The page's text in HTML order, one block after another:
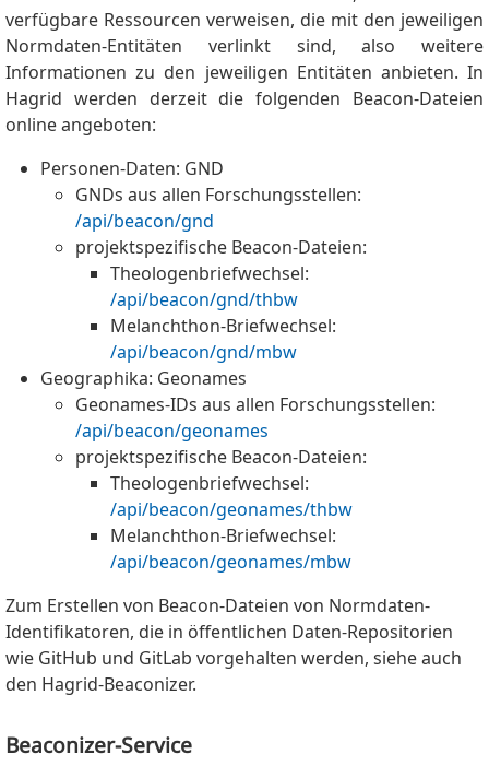
verfügbare Ressourcen verweisen, die mit den jeweiligen
Normdaten-Entitäten verlinkt sind, also weitere
Informationen zu den jeweiligen Entitäten anbieten. In
Hagrid werden derzeit die folgenden Beacon-Dateien
online angeboten:
Personen-Daten: GND
GNDs aus allen Forschungsstellen:
/api/beacon/gnd
projektspezifische Beacon-Dateien:
Theologenbriefwechsel:
/api/beacon/gnd/thbw
Melanchthon-Briefwechsel:
/api/beacon/gnd/mbw
Geographika: Geonames
Geonames-IDs aus allen Forschungsstellen:
/api/beacon/geonames
projektspezifische Beacon-Dateien:
Theologenbriefwechsel:
/api/beacon/geonames/thbw
Melanchthon-Briefwechsel:
/api/beacon/geonames/mbw
Zum Erstellen von Beacon-Dateien von Normdaten-
Identifikatoren, die in öffentlichen Daten-Repositorien
wie GitHub und GitLab vorgehalten werden, siehe auch
den Hagrid-Beaconizer.
Beaconizer-Service